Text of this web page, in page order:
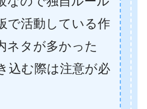
で活動している作
ネタが多かった
込む際は注意が必